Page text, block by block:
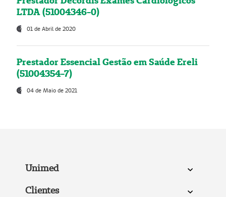
LTDA (51004346-0)
01 de Abril de 2020
Prestador Essencial Gestão em Saúde Ereli
(51004354-7)
04 de Maio de 2021
Unimed
Clientes